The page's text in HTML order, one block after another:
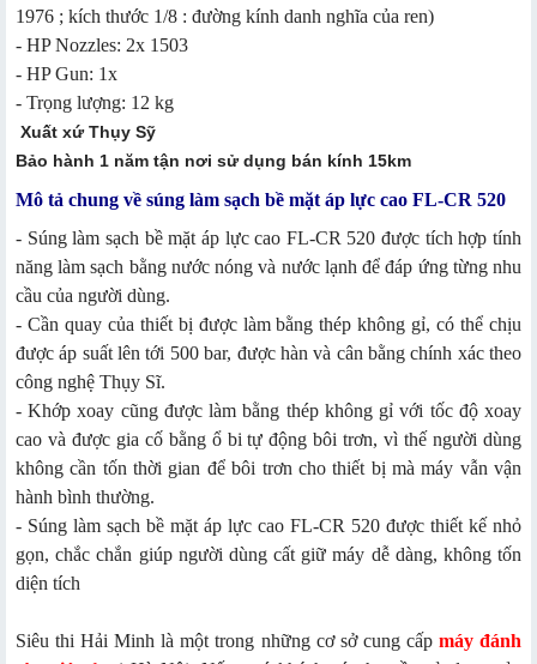
1976 ; kích thước 1/8 : đường kính danh nghĩa của ren)
- HP Nozzles: 2x 1503
- HP Gun: 1x
- Trọng lượng: 12 kg
Xuất xứ Thụy Sỹ
Bảo hành 1 năm tận nơi sử dụng bán kính 15km
Mô tả chung về súng làm sạch bề mặt áp lực cao FL-CR 520
- Súng làm sạch bề mặt áp lực cao FL-CR 520 được tích hợp tính
năng làm sạch bằng nước nóng và nước lạnh để đáp ứng từng nhu
cầu của người dùng.
- Cần quay của thiết bị được làm bằng thép không gỉ, có thể chịu
được áp suất lên tới 500 bar, được hàn và cân bằng chính xác theo
công nghệ Thụy Sĩ.
- Khớp xoay cũng được làm bằng thép không gỉ với tốc độ xoay
cao và được gia cố bằng ổ bi tự động bôi trơn, vì thế người dùng
không cần tốn thời gian để bôi trơn cho thiết bị mà máy vẫn vận
hành bình thường.
- Súng làm sạch bề mặt áp lực cao FL-CR 520 được thiết kế nhỏ
gọn, chắc chắn giúp người dùng cất giữ máy dễ dàng, không tốn
diện tích
Siêu thi Hải Minh là một trong những cơ sở cung cấp máy đánh